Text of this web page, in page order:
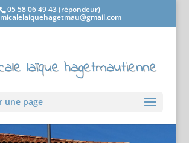
05 58 06 49 43 (répondeur)
une page